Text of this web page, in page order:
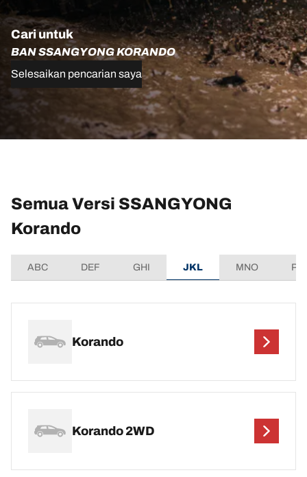
Cari untuk
BAN SSANGYONG KORANDO
Selesaikan pencarian saya
Semua Versi SSANGYONG
Korando
ABC DEF GHI JKL MNO
Korando
Korando 2WD